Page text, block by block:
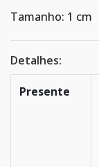
Tamanho: 1 cm
Detalhes:
Presente